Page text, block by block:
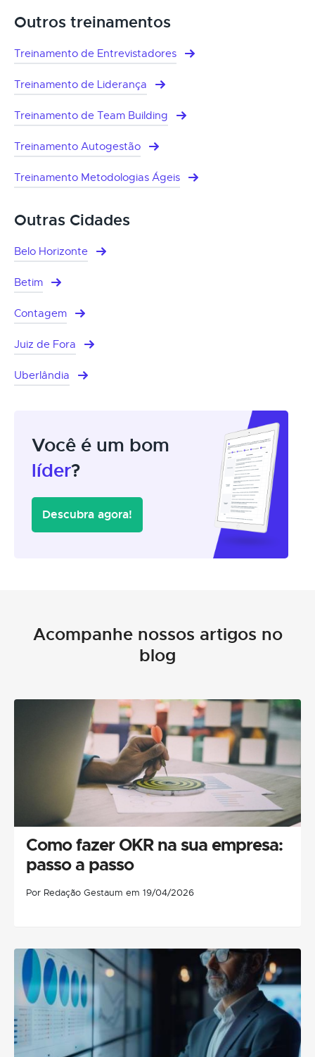
Outros treinamentos
Treinamento de Entrevistadores
Treinamento de Liderança
Treinamento de Team Building
Treinamento Autogestão
Treinamento Metodologias Ágeis
Outras Cidades
Belo Horizonte
Betim
Contagem
Juiz de Fora
Uberlândia
Você é um bom
líder?
Descubra agora!
Acompanhe nossos artigos no
blog
Como fazer OKR na sua empresa:
passo a passo
Por Redação Gestaum em 19/04/2026